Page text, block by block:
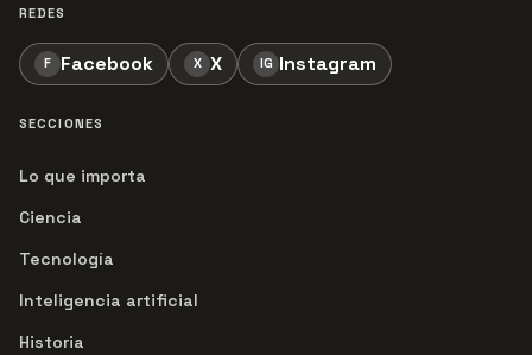
REDES
F Facebook X X IG Instagram
SECCIONES
Lo que importa
Ciencia
Tecnología
Inteligencia artificial
Historia